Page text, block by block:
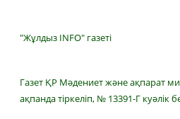
"Жұлдыз INFO" газеті
Газет ҚР Мәдениет және ақпарат
ақпанда тіркеліп, № 13391-Г куәлік